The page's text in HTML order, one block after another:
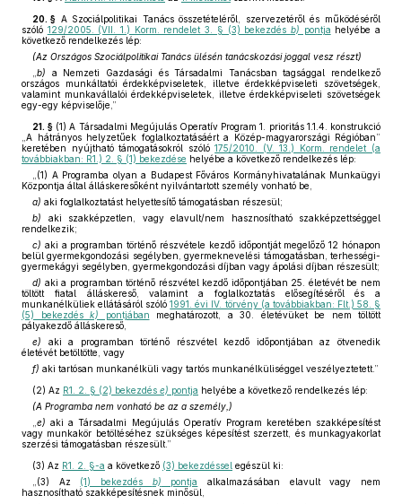
20. § A Szociálpolitikai Tanács összetételéről, szervezetéről és működéséről
szóló 129/2005. (VII. 1.) Korm. rendelet 3. § (3) bekezdés b) pontja helyébe a
következő rendelkezés lép:
(Az Országos Szociálpolitikai Tanács ülésén tanácskozási joggal vesz részt)
b) a Nemzeti Gazdasági és Társadalmi Tanácsban tagsággal rendelkező
országos munkáltatói érdekképviseletek, illetve érdekképviseleti szövetségek,
valamint munkavállalói érdekképviseletek, illetve érdekképviseleti szövetségek
egy-egy képviselője,”
21. § (1) A Társadalmi Megújulás Operatív Program 1. prioritás 1.1.4. konstrukció
„A hátrányos helyzetűek foglalkoztatásáért a Közép-magyarországi Régióban”
keretében nyújtható támogatásokról szóló175/2010. (V. 13.) Korm. rendelet (a
továbbiakban: R1.) 2. § (1) bekezdése helyébe a következő rendelkezés lép:
„(1) A Programba olyan a Budapest Főváros Kormányhivatalának Munkaügyi
Központja által álláskeresőként nyilvántartott személy vonható be,
a) aki foglalkoztatást helyettesítő támogatásban részesül;
b) aki szakképzetlen, vagy elavult/nem hasznosítható szakképzettséggel
rendelkezik;
c) aki a programban történő részvétele kezdő időpontját megelőző 12 hónapon
belül gyermekgondozási segélyben, gyermeknevelési támogatásban, terhességi-
gyermekágyi segélyben, gyermekgondozási díjban vagy ápolási díjban részesült;
d) aki a programban történő részvétel kezdő időpontjában 25. életévét be nem
töltött fiatal álláskereső, valamint a foglalkoztatás elősegítéséről és a
munkanélküliek ellátásáról szóló1991. évi IV. törvény (a továbbiakban: Flt.) 58. §
(5) bekezdés k) pontjában meghatározott, a 30. életévüket be nem töltött
pályakezdő álláskereső,
e) aki a programban történő részvétel kezdő időpontjában az ötvenedik
életévét betöltötte, vagy
f) aki tartósan munkanélküli vagy tartós munkanélküliséggel veszélyeztetett.”
(2) Az R1. 2. § (2) bekezdés e) pontja helyébe a következő rendelkezés lép:
(A Programba nem vonható be az a személy,)
e) aki a Társadalmi Megújulás Operatív Program keretében szakképesítést
vagy munkakör betöltéséhez szükséges képesítést szerzett, és munkagyakorlat
szerzési támogatásban részesült.”
(3) Az R1. 2. §-a a következő (3) bekezdéssel egészül ki:
„(3) Az (1) bekezdés b) pontja
alkalmazásában elavult vagy nem
hasznosítható szakképesítésnek minősül,